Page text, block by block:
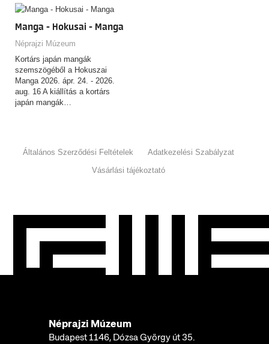
Manga - Hokusai - Manga
Néprajzi Múzeum
Kortárs japán mangák
szemszögéből a Hokuszai
Manga 2026. ápr. 24. - 2026.
aug. 16 A kiállítás a kortárs
japán mangák…
Általános Szerződési Feltételek
Adatkezelési Szabályzat
Vásárlási tájékoztató
Néprajzi Múzeum
Budapest 1146, Dózsa György út 35.